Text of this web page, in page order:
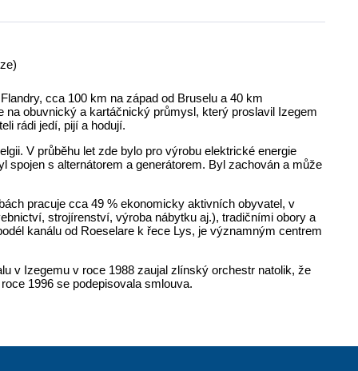
cca 100 km na západ od Bruselu a 40 km
obuvnický a kartáčnický průmysl, který proslavil Izegem
rádi jedí, pijí a hodují.
V průběhu let zde bylo pro výrobu elektrické energie
spojen s alternátorem a generátorem. Byl zachován a může
pracuje cca 49 % ekonomicky aktivních obyvatel, v
strojírenství, výroba nábytku aj.), tradičními obory a
kanálu od Roeselare k řece Lys, je významným centrem
v Izegemu v roce 1988 zaujal zlínský orchestr natolik, že
1996 se podepisovala smlouva.